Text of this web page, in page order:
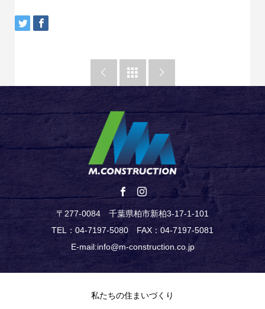
  
〒277-0084 千葉県柏市新柏3-17-1-101
TEL：04-7197-5080 FAX：04-7197-5081
E-mail:info@m-construction.co.jp
私たちの住まいづくり